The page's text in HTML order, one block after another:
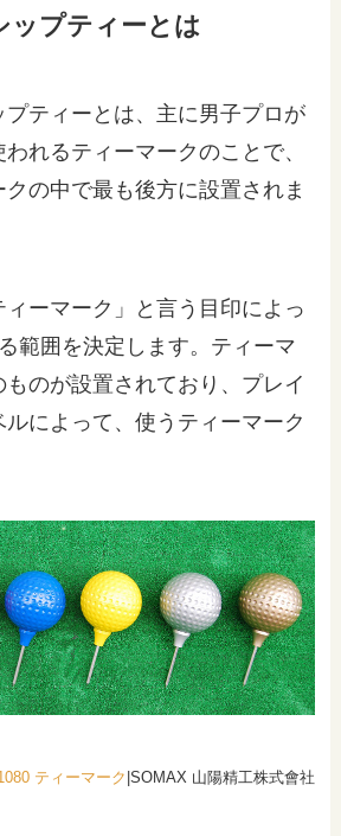
ップティーとは
プティーとは、主に男子プロが
れるティーマークのことで、
の中で最も後方に設置されま
ーマーク」と言う目印によっ
範囲を決定します。ティーマ
のが設置されており、プレイ
によって、使うティーマーク
ティーマーク |SOMAX 山陽精工株式會社